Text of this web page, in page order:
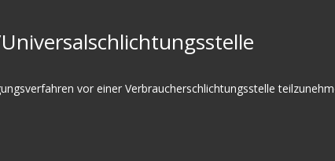
vor einer Verbraucherschlichtungsstelle